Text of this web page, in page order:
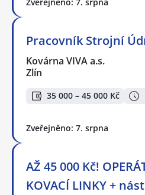
Pracovník Strojní
Kovárna VIVA a.s.
Zlín
35 000 – 45 000 Kč
Zveřejněno: 7. srpna
AŽ 45 000 Kč!
KOVACÍ LINKY +